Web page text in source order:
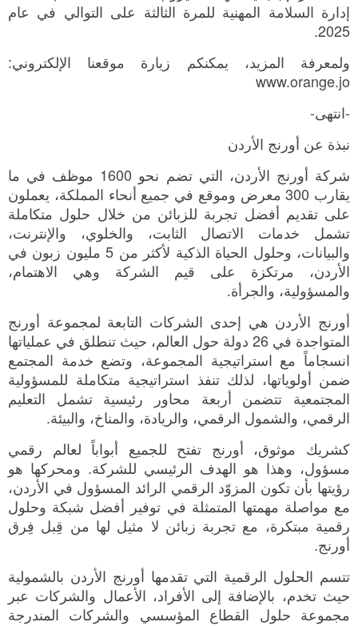
إدارة السلامة المهنية للمرة الثالثة على التوالي في عام
2025.
ولمعرفة المزيد، يمكنكم زيارة موقعنا الإلكتروني:
www.orange.jo
-انتهى-
نبذة عن أورنج الأردن
شركة أورنج الأردن، التي تضم نحو 1600 موظف في ما
يقارب 300 معرض وموقع في جميع أنحاء المملكة، يعملون
على تقديم أفضل تجربة للزبائن من خلال حلول متكاملة
تشمل خدمات الاتصال الثابت، والخلوي، والإنترنت،
والبيانات، وحلول الحياة الذكية لأكثر من 5 مليون زبون في
الأردن، مرتكزة على قيم الشركة وهي الاهتمام،
والمسؤولية، والجرأة.
أورنج الأردن هي إحدى الشركات التابعة لمجموعة أورنج
المتواجدة في 26 دولة حول العالم، حيث تنطلق في عملياتها
انسجاماً مع استراتيجية المجموعة، وتضع خدمة المجتمع
ضمن أولوياتها، لذلك تنفذ استراتيجية متكاملة للمسؤولية
المجتمعية تتضمن أربعة محاور رئيسية تشمل التعليم
الرقمي، والشمول الرقمي، والريادة، والمناخ، والبيئة.
كشريك موثوق، أورنج تفتح للجميع أبواباً لعالم رقمي
مسؤول، وهذا هو الهدف الرئيسي للشركة. ومحركها هو
رؤيتها بأن تكون المزوّد الرقمي الرائد المسؤول في الأردن،
مع مواصلة مهمتها المتمثلة في توفير أفضل شبكة وحلول
رقمية مبتكرة، مع تجربة زبائن لا مثيل لها من قِبل فِرق
أورنج.
تتسم الحلول الرقمية التي تقدمها أورنج الأردن بالشمولية
حيث تخدم، بالإضافة إلى الأفراد، الأعمال والشركات عبر
مجموعة حلول القطاع المؤسسي والشركات المندرجة